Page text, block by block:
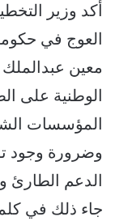
أكد وزير
العوج في
معين
الوطنية على
المؤسسات
وضرورة وجود
الدعم الطارئ
جاء ذلك في